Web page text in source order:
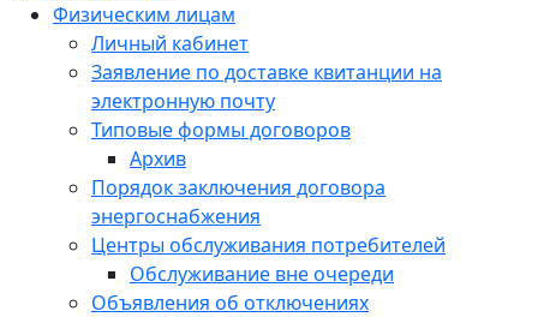
Физическим лицам
Личный кабинет
Заявление по доставке квитанции на
электронную почту
Типовые формы договоров
Архив
Порядок заключения договора
энергоснабжения
Центры обслуживания потребителей
Обслуживание вне очереди
Объявления об отключениях